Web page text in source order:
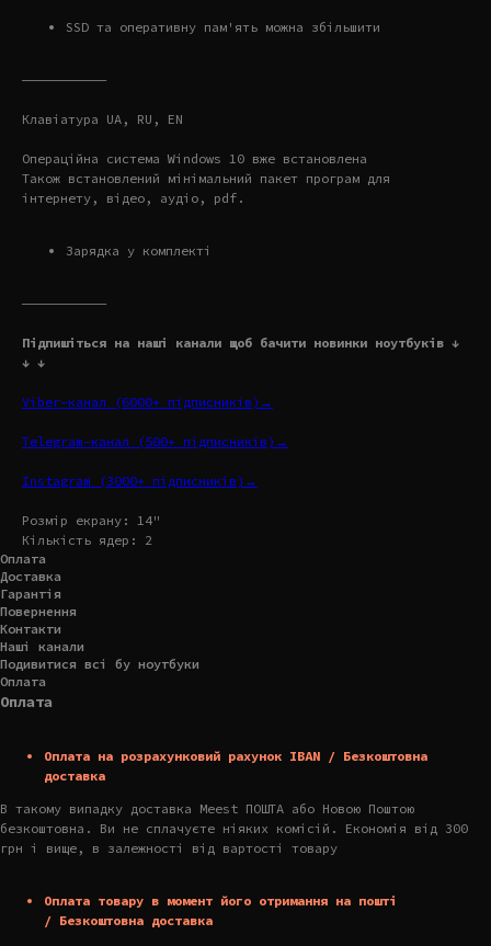
SSD та оперативну пам'ять можна збільшити
———————————
Клавіатура UA, RU, EN
Операційна система Windows 10 вже встановлена
Також встановлений мінімальний пакет програм для
інтернету, відео, аудіо, pdf.
Зарядка у комплекті
———————————
Підпишіться на наші канали щоб бачити новинки ноутбуків ↓
↓ ↓
Viber-канал (6000+ підписників)→
Telegram-канал (500+ підписників)→
Instagram (3000+ підписників)→
Розмір екрану: 14"
Кількість ядер: 2
Оплата
Доставка
Гарантія
Повернення
Контакти
Наші канали
Подивитися всі бу ноутбуки
Оплата
Оплата
Оплата на розрахунковий рахунок IBAN / Безкоштовна
доставка
В такому випадку доставка Meest ПОШТА або Новою Поштою
безкоштовна. Ви не сплачуєте ніяких комісій. Економія від 300
грн і вище, в залежності від вартості товару
Оплата товару в момент його отримання на пошті
/ Безкоштовна доставка